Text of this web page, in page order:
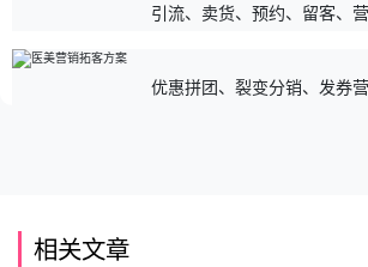
引流、卖货、预约、留客、
优惠拼团、裂变分销、发券
相关文章